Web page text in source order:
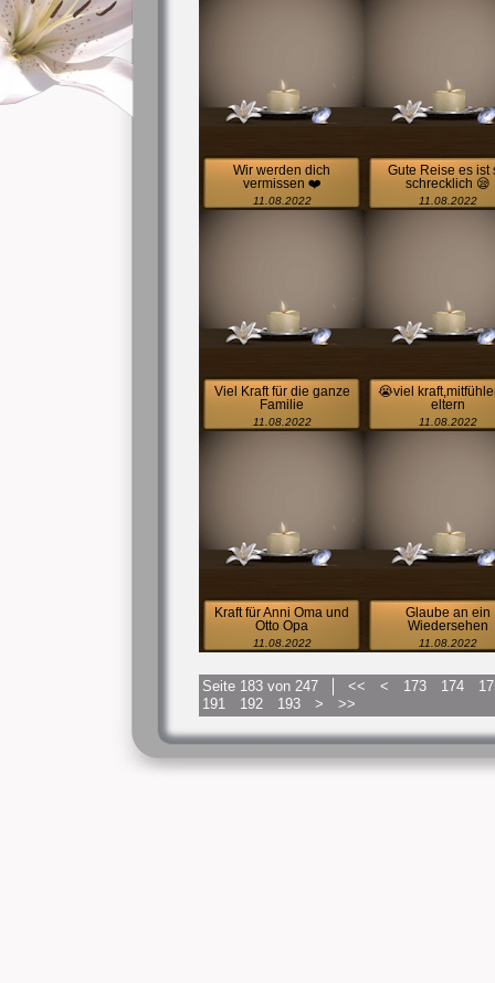
Wir werden dich
vermissen ❤️
11.08.2022
Gute Reise es ist
schrecklich 😪
11.08.2022
Viel Kraft für die ganze
Familie
11.08.2022
😭viel
eltern
11.08.2022
Kraft für Anni Oma und
Otto Opa
11.08.2022
Glaube an ein
Wiedersehen
11.08.2022
Seite 183 von 247 << < 173 174
191
192 193 > >>